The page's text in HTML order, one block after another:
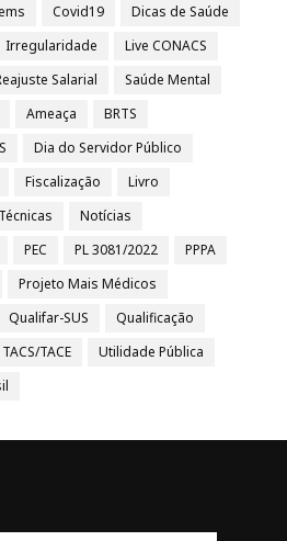
Covid19
Dicas de Saúde
Irregularidade
Live CONACS
Salarial
Saúde Mental
Ameaça
BRTS
Dia do Servidor Público
Fiscalização
Livro
Notícias
PEC PL 3081/2022
PPPA
Projeto Mais Médicos
Qualifar-SUS
Qualificação
TACS/TACE
Utilidade Pública